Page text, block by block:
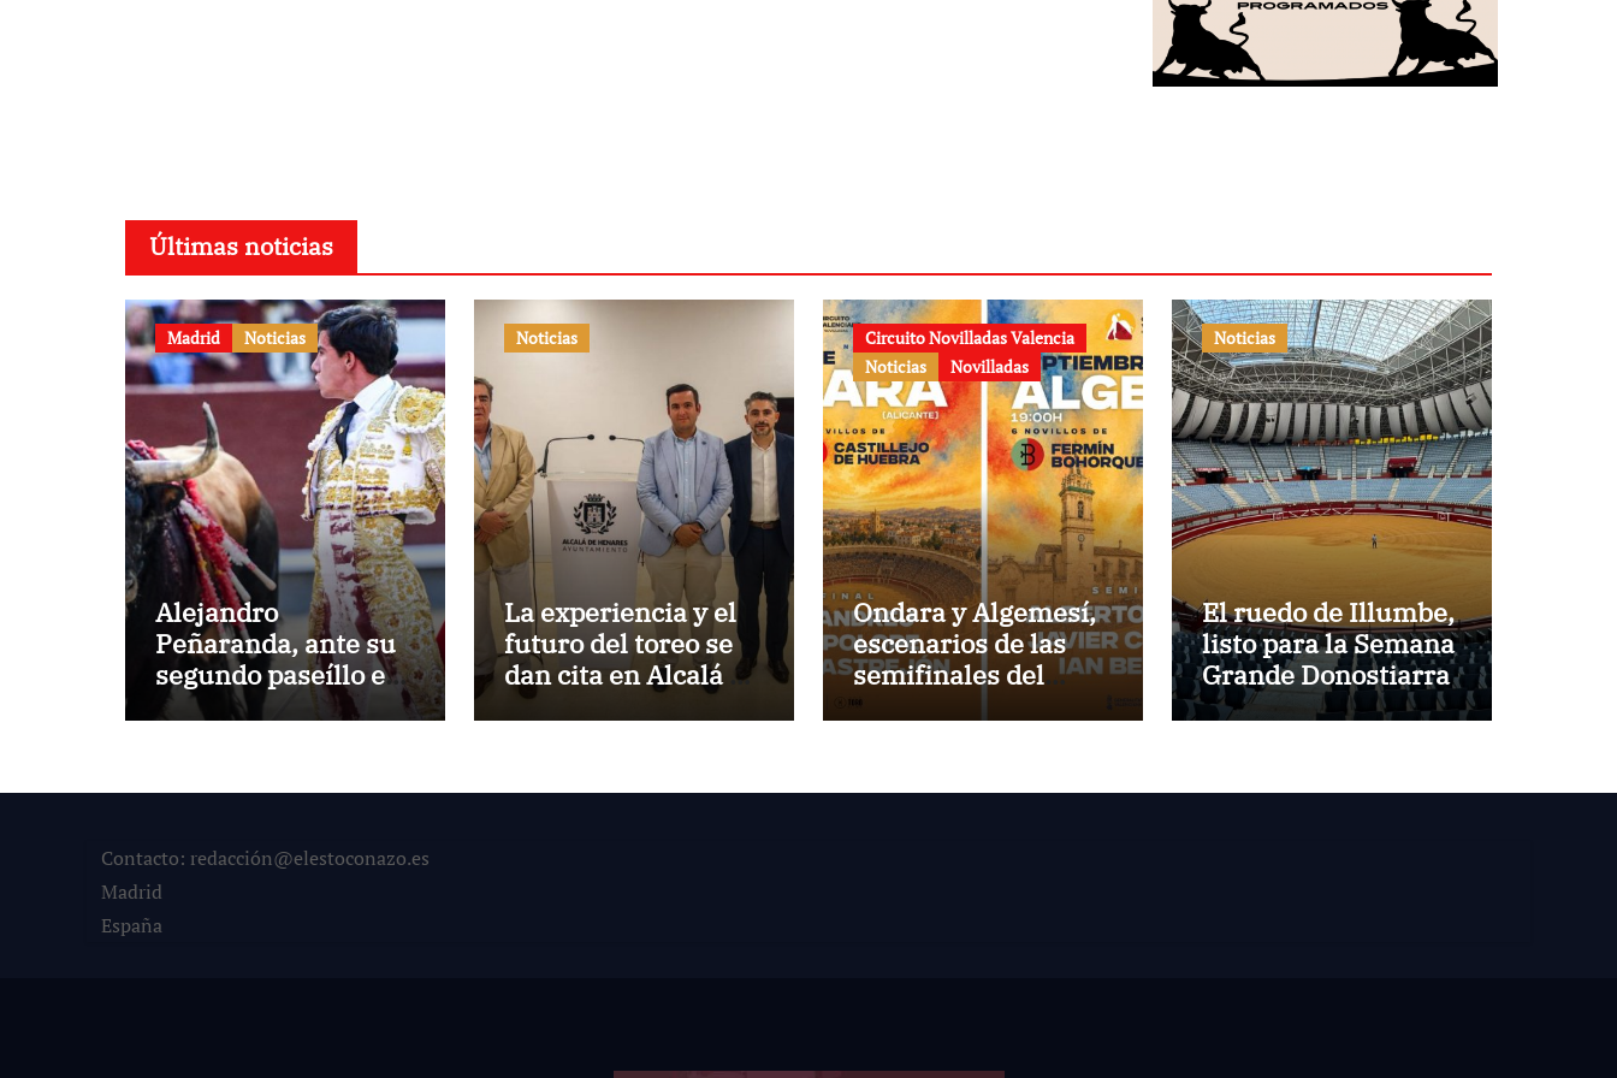
Últimas noticias
Madrid Noticias
Alejandro
Peñaranda, ante su
segundo paseíllo en
Las Ventas esta
Noticias
La experiencia y el
futuro del toreo se
dan cita en Alcalá de
Henares
Circuito Novilladas Valencia
Noticias
Novilladas
Ondara y Algemesí,
escenarios de las
semifinales del
Circuito Valenciano
Noticias
El ruedo de Illumbe,
listo para la Semana
Grande Donostiarra
Contacto: redacción@elestoconazo.es
Madrid
España